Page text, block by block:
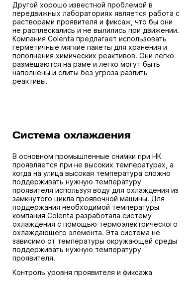
Другой хорошо известной проблемой в
передвижных лабораториях является работа с
растворами проявителя и фиксаж, что бы они
не расплескались и не вылились при движении.
Компания Colenta предлагает использовать
герметичные мягкие пакеты для хранения и
пополнения химических реактивов. Они легко
размещаются на раме и легко могут быть
наполнены и слиты без угроза разлить
реактивы.
Система охлаждения
В основном промышленные снимки при НК
проявляется при не высоких температурах, а
когда на улица высокая температура сложно
поддерживать нужную температуру
проявителя используя воду для охлаждения из
замкнутого цикла проявочной машины. Для
поддержания необходимой температуры
компания Colenta разработала систему
охлаждения с помощью термоэлектрического
охлаждающего элемента. Эта система не
зависимо от температуры окружающей среды
поддерживать нужную температуру
проявителя.
Контроль уровня проявителя и фиксажа